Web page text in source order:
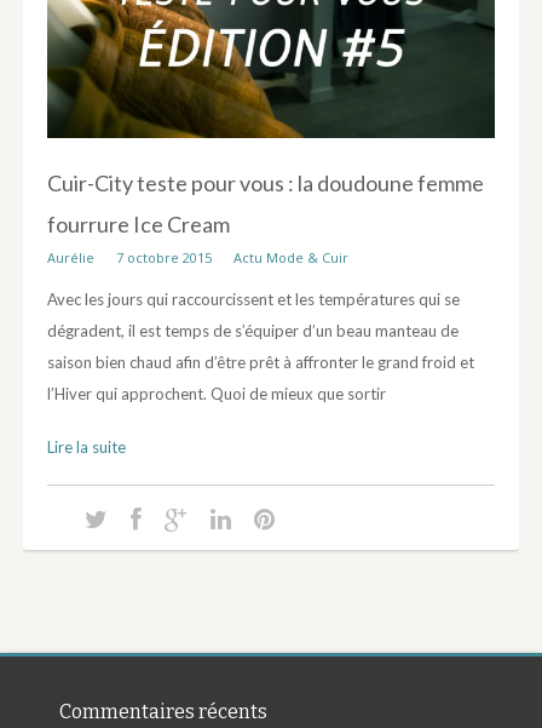
Cuir-City teste pour vous : la doudoune femme
fourrure Ice Cream
Aurélie 7 octobre 2015 Actu Mode & Cuir
Avec les jours qui raccourcissent et les températures qui se
dégradent, il est temps de s’équiper d’un beau manteau de
saison bien chaud afin d’être prêt à affronter le grand froid et
l’Hiver qui approchent. Quoi de mieux que sortir
Lire la suite
Commentaires récents